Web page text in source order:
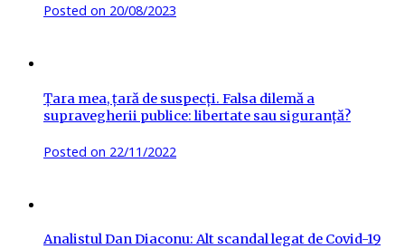
Posted on 20/08/2023
Țara mea, țară de suspecți. Falsa dilemă a
supravegherii publice: libertate sau siguranță?
Posted on 22/11/2022
Analistul Dan Diaconu: Alt scandal legat de Covid-19